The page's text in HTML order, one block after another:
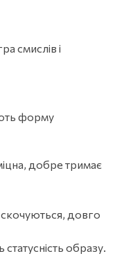
смислів і
форму
добре тримає
довго
образу.